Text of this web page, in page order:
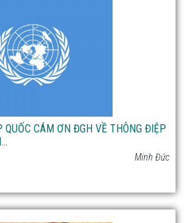
CÁM ƠN ĐGH VỀ THÔNG ĐIỆP
Minh Đức